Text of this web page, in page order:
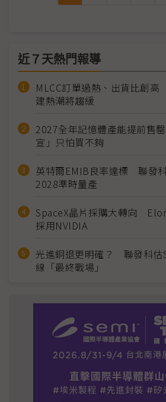
近７天熱門報導
MLCC訂單過熱、出貨比創
建熱潮將趨緩
2027全年記憶體產能提前售
宣」只怕買不夠
英特爾EMIB良率達標 聯發
2028準時量產
SpaceX晶片採購大轉向
採用NVIDIA
光進銅退更明確？ 聯發科估
線「最終戰場」